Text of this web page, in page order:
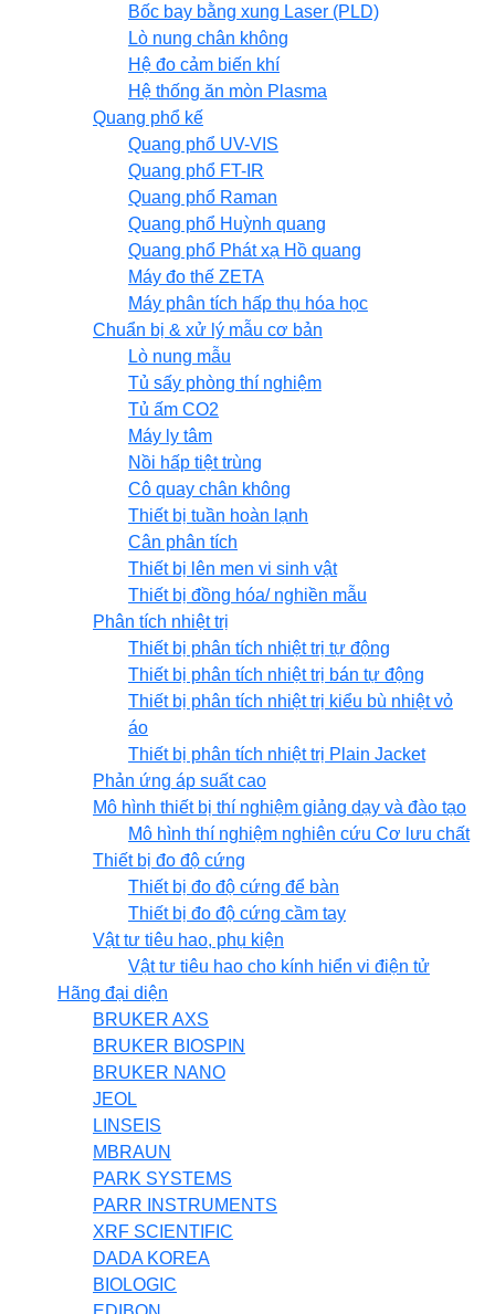
Bốc bay bằng xung Laser (PLD)
Lò nung chân không
Hệ đo cảm biến khí
Hệ thống ăn mòn Plasma
Quang phổ kế
Quang phổ UV-VIS
Quang phổ FT-IR
Quang phổ Raman
Quang phổ Huỳnh quang
Quang phổ Phát xạ Hồ quang
Máy đo thế ZETA
Máy phân tích hấp thụ hóa học
Chuẩn bị & xử lý mẫu cơ bản
Lò nung mẫu
Tủ sấy phòng thí nghiệm
Tủ ấm CO2
Máy ly tâm
Nồi hấp tiệt trùng
Cô quay chân không
Thiết bị tuần hoàn lạnh
Cân phân tích
Thiết bị lên men vi sinh vật
Thiết bị đồng hóa/ nghiền mẫu
Phân tích nhiệt trị
Thiết bị phân tích nhiệt trị tự động
Thiết bị phân tích nhiệt trị bán tự động
Thiết bị phân tích nhiệt trị kiểu bù nhiệt vỏ
áo
Thiết bị phân tích nhiệt trị Plain Jacket
Phản ứng áp suất cao
Mô hình thiết bị thí nghiệm giảng dạy và đào tạo
Mô hình thí nghiệm nghiên cứu Cơ lưu chất
Thiết bị đo độ cứng
Thiết bị đo độ cứng để bàn
Thiết bị đo độ cứng cầm tay
Vật tư tiêu hao, phụ kiện
Vật tư tiêu hao cho kính hiển vi điện tử
Hãng đại diện
BRUKER AXS
BRUKER BIOSPIN
BRUKER NANO
JEOL
LINSEIS
MBRAUN
PARK SYSTEMS
PARR INSTRUMENTS
XRF SCIENTIFIC
DADA KOREA
BIOLOGIC